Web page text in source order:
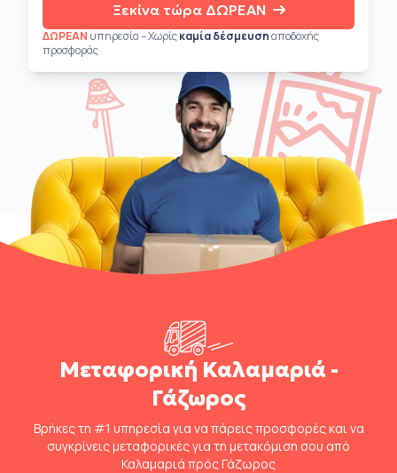
Ξεκίνα τώρα ΔΩΡΕΑΝ
ΔΩΡΕΑΝ υπηρεσία – Χωρίςκαμία δέσμευσηαποδοχής
προσφοράς
Μεταφορική Καλαμαριά -
Γάζωρος
Βρήκες τη #1 υπηρεσία για να πάρεις προσφορές και να
συγκρίνεις μεταφορικές για τη μετακόμιση σου από
Καλαμαριά πρός Γάζωρος